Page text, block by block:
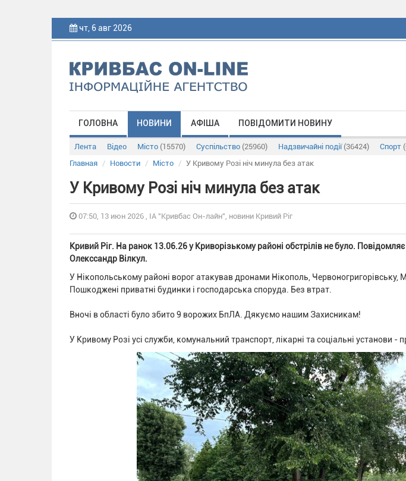
чт, 6 авг 2026
ГОЛОВНА НОВИНИ АФІША ПОВІДОМИТИ НОВИНУ
Лента Відео Місто (15570) Суспільство (25960) Надзвичайні події (36424) Спорт
Главная
Новости Місто У Кривому Розі ніч минула без атак
У Кривому Розі ніч минула без атак
07:50, 13 июн 2026 , ІА "Кривбас Он-лайн", новини Кривий Ріг
Кривий Ріг. На ранок 13.06.26 у Криворізькому районі обстрілів не було.
Олекссандр Вілкул.
У Нікопольському районі ворог атакував дронами Нікополь, Червоногригорівську,
Пошкоджені приватні будинки і господарська споруда. Без втрат.
Вночі в області було збито 9 ворожих БпЛА. Дякуємо нашим Захисникам!
У Кривому Розі усі служби, комунальний транспорт, лікарні та соціальні установи -